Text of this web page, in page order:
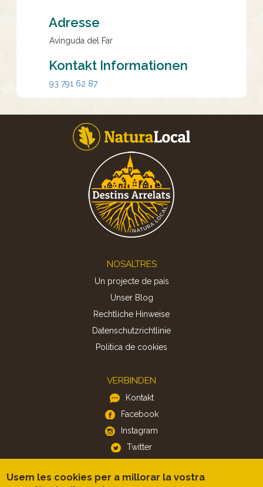
Adresse
Avinguda del Far
Kontakt Informationen
93 791 62 87
NOSALTRES
Un projecte de país
Unser Blog
Rechtliche Hinweise
Datenschutzrichtlinie
Politica de cookies
VERBINDEN
Kontakt
Facebook
Instagram
Twitter
APP
Usem les cookies per a millorar la vostra